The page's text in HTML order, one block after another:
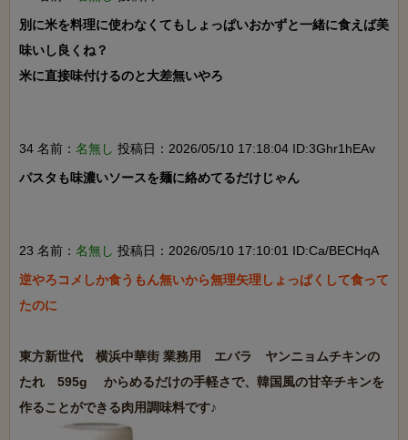
別に米を料理に使わなくてもしょっぱいおかずと一緒に食えば美
味いし良くね？
米に直接味付けるのと大差無いやろ
34 名前： 名無し 投稿日：2026/05/10 17:18:04 ID:3Ghr1hEAv
パスタも味濃いソースを麺に絡めてるだけじゃん
23 名前： 名無し 投稿日：2026/05/10 17:10:01 ID:Ca/BECHqA
逆やろコメしか食うもん無いから無理矢理しょっぱくして食って
たのに
東方新世代　横浜中華街 業務用　エバラ　ヤンニョムチキンの
たれ　595g 　からめるだけの手軽さで、韓国風の甘辛チキンを